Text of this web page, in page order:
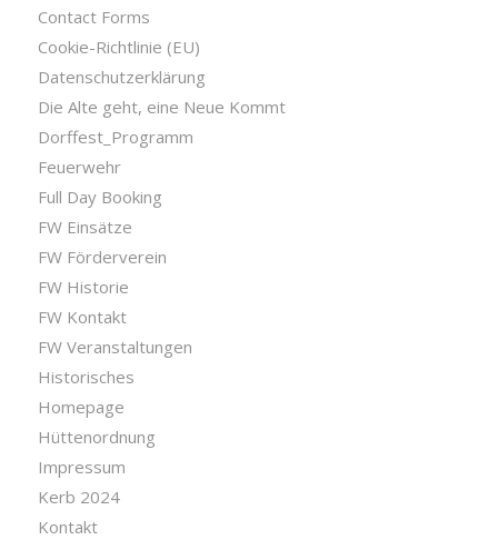
Contact Forms
Cookie-Richtlinie (EU)
Datenschutzerklärung
Die Alte geht, eine Neue Kommt
Dorffest_Programm
Feuerwehr
Full Day Booking
FW Einsätze
FW Förderverein
FW Historie
FW Kontakt
FW Veranstaltungen
Historisches
Homepage
Hüttenordnung
Impressum
Kerb 2024
Kontakt